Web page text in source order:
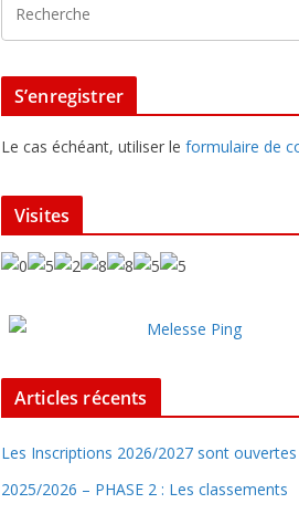
S’enregistrer
Le cas échéant, utiliser le formulaire de
Visites
Articles récents
Les Inscriptions 2026/2027 sont ouvertes
2025/2026 – PHASE 2 : Les classements